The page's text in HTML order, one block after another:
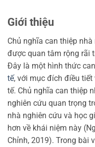
Giới thiệu
Chủ nghĩa can thiệp
được quan tâm rộng rãi
Đây là một hình thức
tế, với mục đích điều
tế. Chủ nghĩa can thiệp
nghiên cứu quan trọng
nhà nghiên cứu và học
hơn về khái niệm này
Chỉnh, 2019). Trong bài